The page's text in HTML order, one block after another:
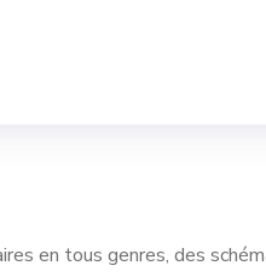
en tous genres, des